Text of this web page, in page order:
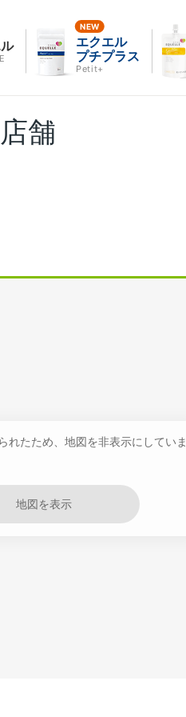
エクエル
プチプラス
Petit+
舗
れたため、地図を非表示にしていま
地図を表示